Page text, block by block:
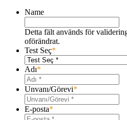
Name
Detta fält används för
oförändrat.
Test Seç*
Adı*
Unvanı/Görevi*
E-posta*